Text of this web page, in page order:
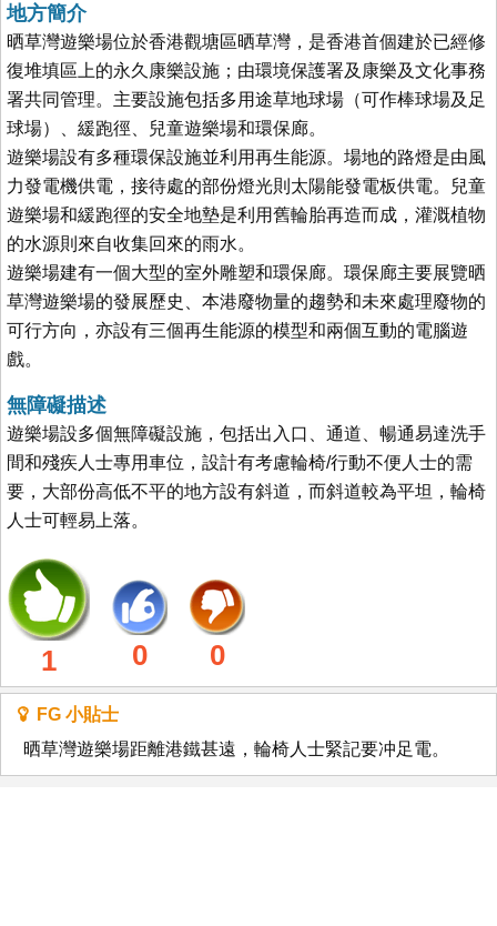
地方簡介
晒草灣遊樂場位於香港觀塘區晒草灣，是香港首個建於已經修
復堆填區上的永久康樂設施；由環境保護署及康樂及文化事務
署共同管理。主要設施包括多用途草地球場（可作棒球場及足
球場）、緩跑徑、兒童遊樂場和環保廊。
遊樂場設有多種環保設施並利用再生能源。場地的路燈是由風
力發電機供電，接待處的部份燈光則太陽能發電板供電。兒童
遊樂場和緩跑徑的安全地墊是利用舊輪胎再造而成，灌溉植物
的水源則來自收集回來的雨水。
遊樂場建有一個大型的室外雕塑和環保廊。環保廊主要展覽晒
草灣遊樂場的發展歷史、本港廢物量的趨勢和未來處理廢物的
可行方向，亦設有三個再生能源的模型和兩個互動的電腦遊
戲。
無障礙描述
遊樂場設多個無障礙設施，包括出入口、通道、暢通易達洗手
間和殘疾人士專用車位，設計有考慮輪椅/行動不便人士的需
要，大部份高低不平的地方設有斜道，而斜道較為平坦，輪椅
人士可輕易上落。
1 0 0
FG 小貼士
晒草灣遊樂場距離港鐵甚遠，輪椅人士緊記要冲足電。